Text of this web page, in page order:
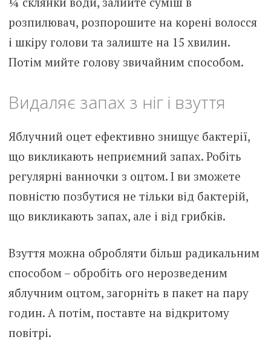
розпилювач, розпорошите на корені волосся
і шкіру голови та залиште на 15 хвилин.
Потім мийте голову звичайним способом.
Видаляє запах з ніг і взуття
Яблучний оцет ефективно знищує бактерії,
що викликають неприємний запах. Робіть
регулярні ванночки з оцтом. І ви зможете
повністю позбутися не тільки від бактерій,
що викликають запах, але і від грибків.
Взуття можна обробляти більш радикальним
способом – обробіть ого нерозведеним
яблучним оцтом, загорніть в пакет на пару
годин. А потім, поставте на відкритому
повітрі.